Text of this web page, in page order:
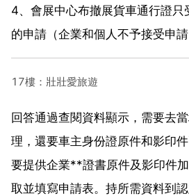
4、會展中心布撤展貨車通行證只
的申請（企業和個人不予接受申請
17樓：壯壯愛旅遊
回答通過查閱資料顯示，需要去
理，還要車主身份證原件和影印
要提供企業**證書原件及影印件
取並填寫申請表。持所需資料到